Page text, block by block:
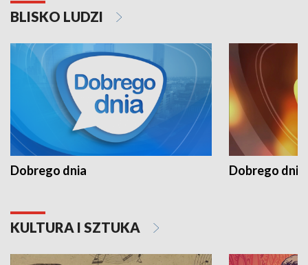
BLISKO LUDZI
Dobrego dnia Dobrego dnia
KULTURA I SZTUKA